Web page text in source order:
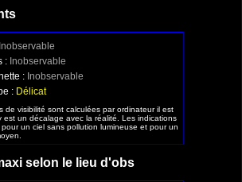
Inobservable
: Inobservable
: Inobservable
: Délicat
de visibilité sont calculées par ordinateur il est
est un décalage avec la réalité. Les indications
un ciel sans pollution lumineuse et pour un
selon le lieu d'obs